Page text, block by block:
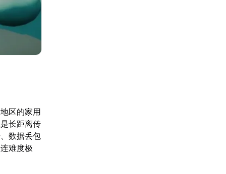
区的家用
长距离传
数据丢包
难度极